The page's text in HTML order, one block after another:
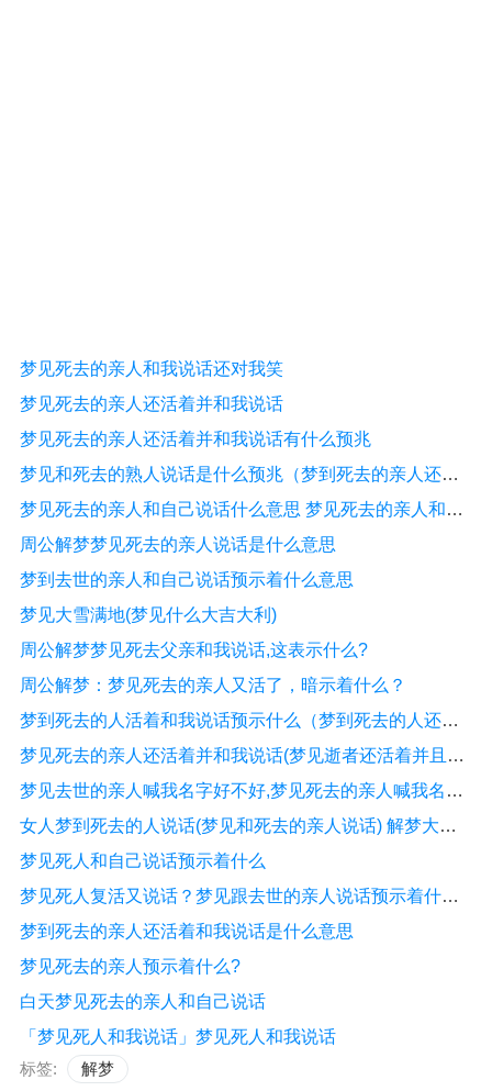
梦见死去的亲人和我说话还对我笑
梦见死去的亲人还活着并和我说话
梦见死去的亲人还活着并和我说话有什么预兆
梦见和死去的熟人说话是什么预兆（梦到死去的亲人还活着和我说话）
梦见死去的亲人和自己说话什么意思 梦见死去的亲人和自己说话有什么征兆
周公解梦梦见死去的亲人说话是什么意思
梦到去世的亲人和自己说话预示着什么意思
梦见大雪满地(梦见什么大吉大利)
周公解梦梦见死去父亲和我说话,这表示什么?
周公解梦：梦见死去的亲人又活了，暗示着什么？
梦到死去的人活着和我说话预示什么（梦到死去的人还活着）
梦见死去的亲人还活着并和我说话(梦见逝者还活着并且说话)
梦见去世的亲人喊我名字好不好,梦见死去的亲人喊我名字和我说话
女人梦到死去的人说话(梦见和死去的亲人说话) 解梦大全 周公解梦
梦见死人和自己说话预示着什么
梦见死人复活又说话？梦见跟去世的亲人说话预示着什么？
梦到死去的亲人还活着和我说话是什么意思
梦见死去的亲人预示着什么?
白天梦见死去的亲人和自己说话
「梦见死人和我说话」梦见死人和我说话
标签:
解梦